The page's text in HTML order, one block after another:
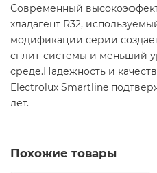
Современный
хладагент R32,
модификации серии
сплит-системы и меньший
среде.Надежность и
Electrolux Smartline
лет.
Похожие товары